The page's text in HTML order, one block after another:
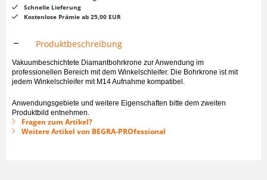
Schnelle Lieferung
Kostenlose Prämie ab 25,00 EUR
Produktbeschreibung
Vakuumbeschichtete Diamantbohrkrone zur Anwendung im
professionellen Bereich mit dem Winkelschleifer. Die Bohrkrone ist mit
jedem Winkelschleifer mit M14 Aufnahme kompatibel.
Anwendungsgebiete und weitere Eigenschaften bitte dem zweiten
Produktbild entnehmen.
Fragen zum Artikel?
Weitere Artikel von BEGRA-PROfessional